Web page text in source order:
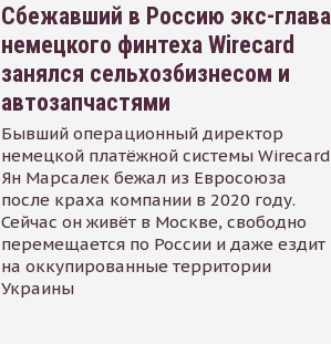
Сбежавший в Россию экс-глава
немецкого финтеха Wirecard
занялся сельхозбизнесом и
автозапчастями
Бывший операционный директор
немецкой платёжной системы Wirecard
Ян Марсалек бежал из Евросоюза
после краха компании в 2020 году.
Сейчас он живёт в Москве, свободно
перемещается по России и даже ездит
на оккупированные территории
Украины